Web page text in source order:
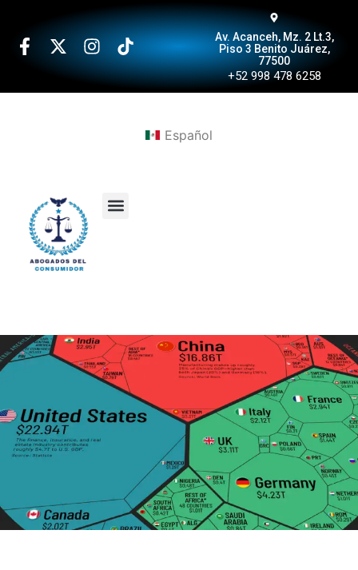
Av. Acanceh, Mz. 2 Lt.3,
Piso 3 Benito Juárez,
77500
+52 998 478 6258
Español